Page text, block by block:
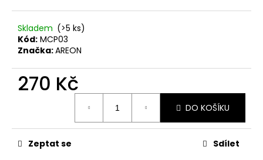
Skladem (>5 ks)
Kód: MCP03
Značka:AREON
270 Kč
DO KOŠÍKU
Zeptat se Sdílet
e
m
e
DĚTSKÁ
LÁHEV
FUN
119